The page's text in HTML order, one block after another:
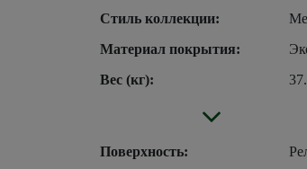
Стиль коллекции:
Материал покрытия:
Вес (кг):
Поверхность: